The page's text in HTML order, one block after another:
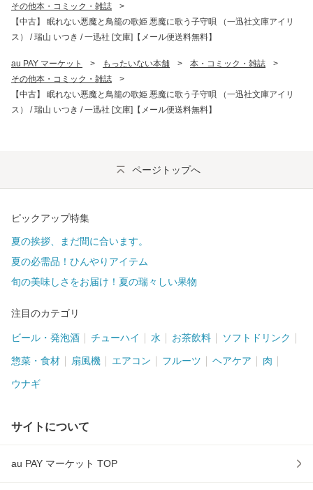
その他本・コミック・雑誌
>
【中古】 眠れない悪魔と鳥籠の歌姫 悪魔に歌う子守唄 （一迅社文庫アイリ
ス） / 瑞山 いつき / 一迅社 [文庫]【メール便送料無料】
au PAY マーケット > もったいない本舗 > 本・コミック・雑誌
>
その他本・コミック・雑誌
>
【中古】 眠れない悪魔と鳥籠の歌姫 悪魔に歌う子守唄 （一迅社文庫アイリ
ス） / 瑞山 いつき / 一迅社 [文庫]【メール便送料無料】
ページトップへ
ピックアップ特集
夏の挨拶、まだ間に合います。
夏の必需品！ひんやりアイテム
旬の美味しさをお届け！夏の瑞々しい果物
注目のカテゴリ
ビール・発泡酒 チューハイ 水 お茶飲料 ソフトドリンク
惣菜・食材 扇風機 エアコン フルーツ ヘアケア 肉
ウナギ
サイトについて
au PAY マーケット TOP